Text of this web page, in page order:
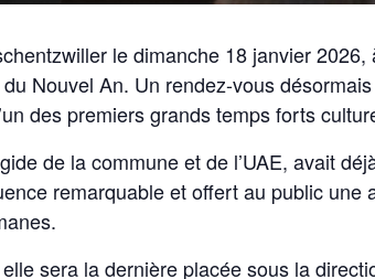
le dimanche 18 janvier
Nouvel An. Un rendez-vous
des premiers grands temps forts
de la commune et de l’UAE, avait
remarquable et offert au public une
sera la dernière placée sous la